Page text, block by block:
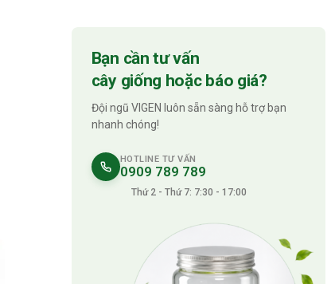
Bạn cần tư vấn
cây giống hoặc báo giá?
Đội ngũ VIGEN luôn sẵn sàng hỗ trợ bạn
nhanh chóng!
HOTLINE TƯ VẤN
0909 789 789
Thứ 2 - Thứ 7: 7:30 - 17:00